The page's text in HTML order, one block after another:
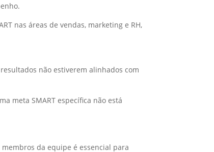
nas áreas de vendas, marketing e RH,
não estiverem alinhados com
meta SMART específica não está
da equipe é essencial para